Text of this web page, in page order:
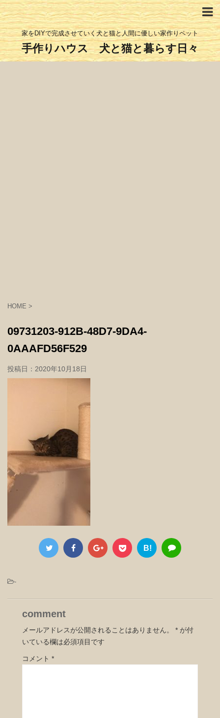
家をDIYで完成させていく犬と猫と人間に優しい家作りペット
手作りハウス 犬と猫と暮らす日々
HOME >
09731203-912B-48D7-9DA4-
0AAAFD56F529
投稿日： 2020年10月18日
B!
-
comment
メールアドレスが公開されることはありません。 * が付
いている欄は必須項目です
コメント *